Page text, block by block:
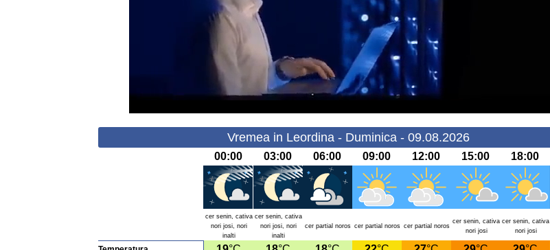
Vremea in Leordina - Duminica - 09.08.2026
00:00 03:00 06:00 09:00 12:00 15:00 18:00
cer senin, cativa
nori josi, nori
inalti
cer senin, cativa
nori josi, nori
inalti
cer partial noros cer partial noros cer partial noros
cer senin, cativa
nori josi
cer senin, cativa
nori josi